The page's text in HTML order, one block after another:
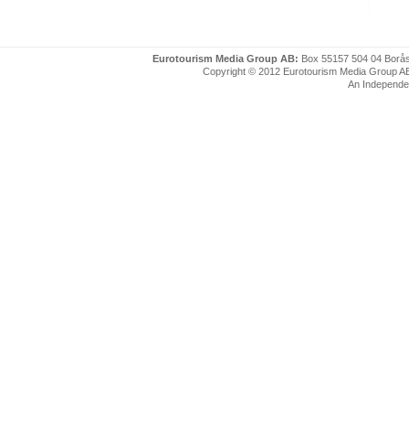
Eurotourism Media Group AB: Box 55157 504 04
Copyright © 2012 Eurotourism Media Group
An